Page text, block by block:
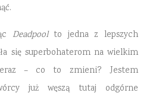
Deadpool to jedna z lepszych
się superbohaterom na wielkim
– co to zmieni? Jestem
już węszą tutaj odgórne